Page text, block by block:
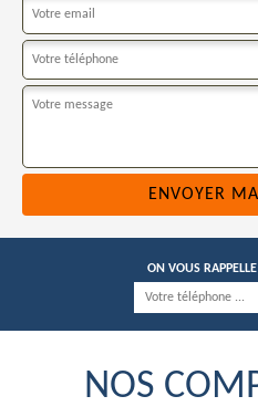
ON VOUS
NOS